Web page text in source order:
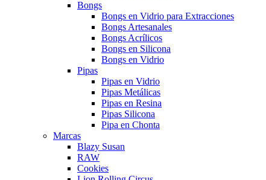
Bongs
Bongs en Vidrio para Extracciones
Bongs Artesanales
Bongs Acrílicos
Bongs en Silicona
Bongs en Vidrio
Pipas
Pipas en Vidrio
Pipas Metálicas
Pipas en Resina
Pipas Silicona
Pipa en Chonta
Marcas
Blazy Susan
RAW
Cookies